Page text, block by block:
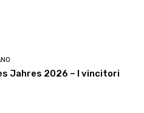
Jahres 2026 – I vincitori